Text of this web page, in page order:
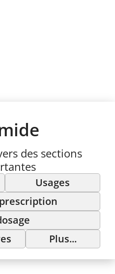
des sections
Usages
Plus...